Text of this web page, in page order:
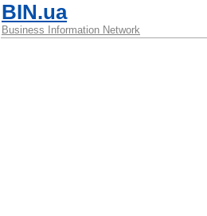
BIN.ua
Business Information Network